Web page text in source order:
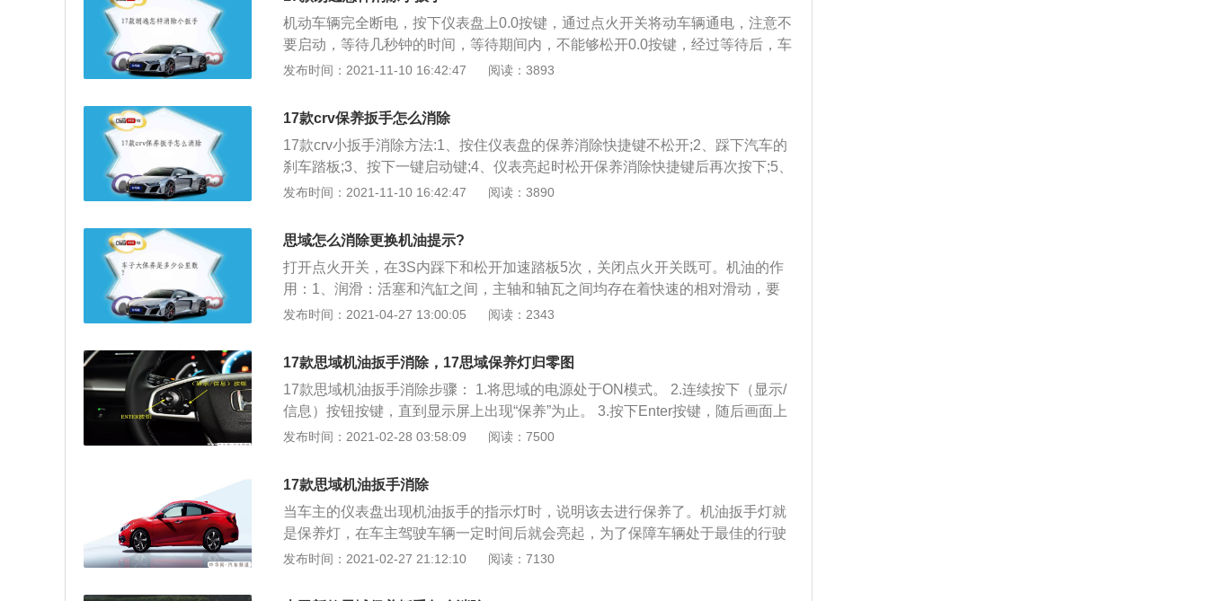
后对保养扳手进行手动的消除，保养灯消除之后，在下一次保养公里数到来的时
候，保养灯还会再次的亮起。
机动车辆完全断电，按下仪表盘上0.0按键，通过点火开关将动车辆通电，注意不
要启动，等待几秒钟的时间，等待期间内，不能够松开0.0按键，经过等待后，车
辆的小扳手标记将会被消除，车辆可以正常行驶。机动车辆的小扳手是说明机动
的售后或者是行驶到维修厂对机动车辆进行保养，车辆在保养之后，车辆的保养
小扳手会消除，如果此时并不想保养，可以手动将公里数消除。
发布时间：2021-11-10 16:42:47 阅读：3893
17款crv保养扳手怎么消除
17款crv小扳手消除方法:1、按住仪表盘的保养消除快捷键不松开;2、踩下汽车的
刹车踏板;3、按下一键启动键;4、仪表亮起时松开保养消除快捷键后再次按下;5、
按下多功能方向盘的SET确认键即可。17款的本田crv的小扳手是其保养灯，作用
色，但形状却是不尽相同的，最常见的保养灯有三种：一种就是crv的小扳手形
状，一种是一个机油壶，另一种则是直接以汉字“请速更换机油”形式显现。当车
辆行驶里程数达到上次保养后设定的里程数时，保养灯就会亮起；或当行车电脑
根据行驶时间、路况、里程数、负荷等因素判断机油的使用寿命低于某个设定的
值时，保养灯亮起。此时，车辆就该去保养了。汽车的保养项目一般有：机油和
发布时间：2021-11-10 16:42:47 阅读：3890
思域怎么消除更换机油提示?
打开点火开关，在3S内踩下和松开加速踏板5次，关闭点火开关既可。机油的作
用：1、润滑：活塞和汽缸之间，主轴和轴瓦之间均存在着快速的相对滑动，要
防止零件过快的磨损，则需要在两个滑动表面间建立油膜。有足够厚度的油膜将
将热量带回机油箱再散发至空气中帮助水箱冷却发动机；3、清洗清洁：好的机
油能够将发动机零件上的碳化物、油泥、磨损金属颗粒通过循环带回机油箱，通
过润滑油的流动，冲洗了零件工作面上产生的脏物；4、密封防漏：机油可以在
活塞环与活塞之间形成一个密封圈，减少气体的泄漏和防止外界的污染物进入；
5、防锈防蚀：润滑油能吸咐在零件表面防止水、空气、酸性物质及有害气体与
发布时间：2021-04-27 13:00:05 阅读：2343
17款思域机油扳手消除，17思域保养灯归零图
17款思域机油扳手消除步骤： 1.将思域的电源处于ON模式。 2.连续按下（显示/
信息）按钮按键，直到显示屏上出现“保养”为止。 3.按下Enter按键，随后画面上
出现发动机机油监视器。 4.最后按住Enter按键大概10秒左右，思域机油扳手就
时间再去更换。这个就得看你系统提醒你剩下多少里程需要保养了，但还是尽快
到本田的授权服务店去做保养吧。而保养过后，维修人员会用汽车检测仪来把保
养灯复位的，这也是归零的方法 如果机油长时间不换的话，很容易让机油的润滑
作用没有以前那么有成效，那么发动机的零件磨损也会大大增加，而且冷却效果
也有一定影响的，就是说散热方面的功能下降，严重的话会出现爆缸。
发布时间：2021-02-28 03:58:09 阅读：7500
17款思域机油扳手消除
当车主的仪表盘出现机油扳手的指示灯时，说明该去进行保养了。机油扳手灯就
是保养灯，在车主驾驶车辆一定时间后就会亮起，为了保障车辆处于最佳的行驶
状态。但是有的车主并不显立刻去4S店做保养，而保养灯一直显示在仪表盘上也
方法。 ①接通车辆电源，让车辆处于ACC状态。 ②找到中控屏的【设置】按
发布时间：2021-02-27 21:12:10 阅读：7130